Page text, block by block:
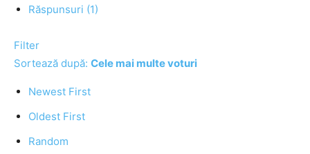
Răspunsuri (1)
Filter
Sortează după: Cele mai multe voturi
Newest First
Oldest First
Random